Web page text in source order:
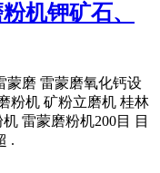
机钾矿石、
蒙磨 雷蒙磨氧化钙设
粉机 矿粉立磨机 桂林
雷蒙磨粉机200目 目
.